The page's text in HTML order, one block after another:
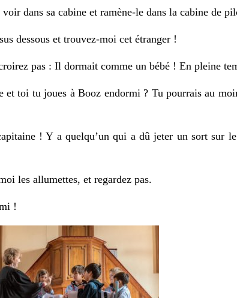
dans sa cabine et ramène-le dans la cabine de
dessous et trouvez-moi cet étranger !
pas : Il dormait comme un bébé ! En pleine
et toi tu joues à Booz endormi ? Tu pourrais au
! Y a quelqu’un qui a dû jeter un sort sur
les allumettes, et regardez pas.
!